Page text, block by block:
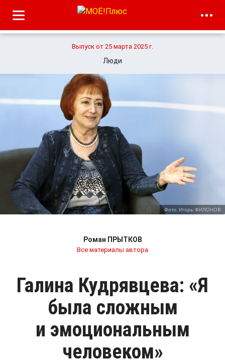
Выпуск от 25 марта 2025 г.
Люди
Фото: Игорь ФИЛОНОВ
Роман ПРЫТКОВ
Все материалы автора
Галина Кудрявцева: «Я
была сложным
и эмоциональным
человеком»